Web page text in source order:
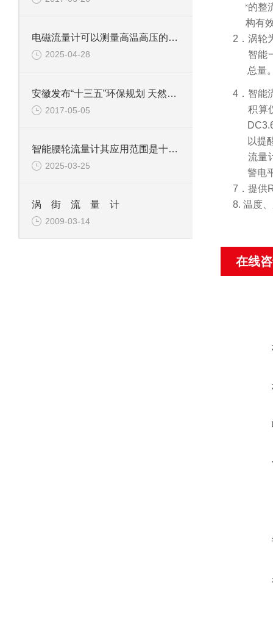
电磁流量计可以测量高温高压的液体吗?
2025-04-28
安徽发布“十三五”环保规划 天然气管网将“县县通”
2017-05-05
智能腰轮流量计其应用范围是十分广泛的
2025-03-25
涡 街 流 量 计
2009-03-14
*的整
构有
2．涡轮
3．智
总量
4．智能
5．积
以提
6．流
警电
7．提供
8. 温度
在线